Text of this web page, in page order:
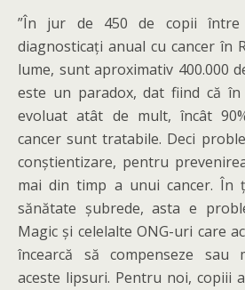
”În jur de 450 de copii
diagnosticați anual cu cancer în
lume, sunt aproximativ 400.000
este un paradox, dat fiind că în
evoluat atât de mult, încât
cancer sunt tratabile. Deci
conștientizare, pentru
mai din timp a unui cancer. În
sănătate șubrede, asta e
Magic și celelalte ONG-uri care
încearcă să compenseze sau
aceste lipsuri. Pentru noi, copiii